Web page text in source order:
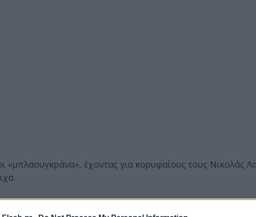
«μπλαουγκράνα», έχοντας για κορυφαίους τους Νικολάς
Τόμας Γουόκαπ με 14 πόντους, με τον Άλεκ Πίτερς να